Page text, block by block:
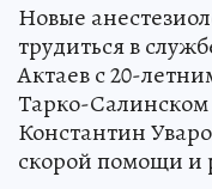
Новые
трудиться в
Актаев с 20-
Тарко-Салинском
Константин
скорой помощи и